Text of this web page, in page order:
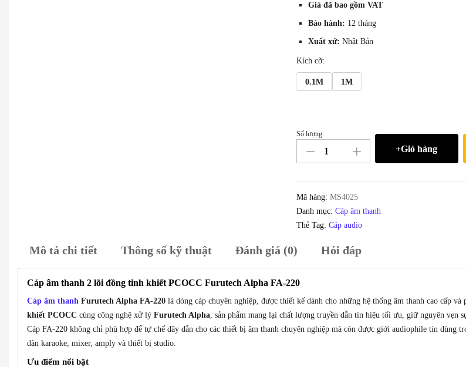
Giá đã bao gồm VAT
Bảo hành: 12 tháng
Xuất xứ: Nhật Bản
Kích cỡ:
0.1M 1M
Dây
hàn
cáp
âm
thanh
2
lõi
FA-
Nhật
số
lượng
Số lượng:
+Giỏ hàng
Mã hàng: MS4025
Danh mục: Cáp âm thanh
Thẻ Tag: Cáp audio
Mô tả chi tiết Thông số kỹ thuật Đánh giá (0) Hỏi đáp
Cáp âm thanh 2 lõi đồng tinh khiết PCOCC Furutech Alpha FA-220
Cáp âm thanh Furutech Alpha FA-220 là dòng cáp chuyên nghiệp, được thiết kế dành cho những hệ thống âm thanh cao cấp
khiết PCOCC cùng công nghệ xử lý Furutech Alpha, sản phẩm mang lại chất lượng truyền dẫn tín hiệu tối ưu, giữ nguyên vẹn
Cáp FA-220 không chỉ phù hợp để tự chế dây dẫn cho các thiết bị âm thanh chuyên nghiệp mà còn được giới audiophile tin dùng
dàn karaoke, mixer, amply và thiết bị studio.
Ưu điểm nổi bật